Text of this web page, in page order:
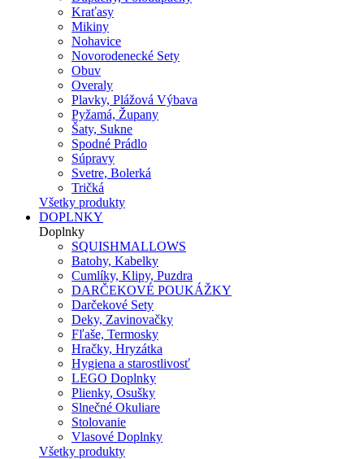
Kraťasy
Mikiny
Nohavice
Novorodenecké Sety
Obuv
Overaly
Plavky, Plážová Výbava
Pyžamá, Župany
Šaty, Sukne
Spodné Prádlo
Súpravy
Svetre, Bolerká
Tričká
Všetky produkty
DOPLNKY
Doplnky
SQUISHMALLOWS
Batohy, Kabelky
Cumlíky, Klipy, Puzdra
DARČEKOVÉ POUKÁŽKY
Darčekové Sety
Deky, Zavinovačky
Fľaše, Termosky
Hračky, Hryzátka
Hygiena a starostlivosť
LEGO Doplnky
Plienky, Osušky
Slnečné Okuliare
Stolovanie
Vlasové Doplnky
Všetky produkty